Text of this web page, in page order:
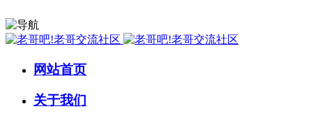
网站首页
关于我们